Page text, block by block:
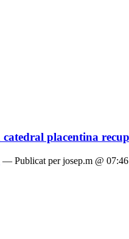
placentina
— Publicat per josep.m @ 07:46